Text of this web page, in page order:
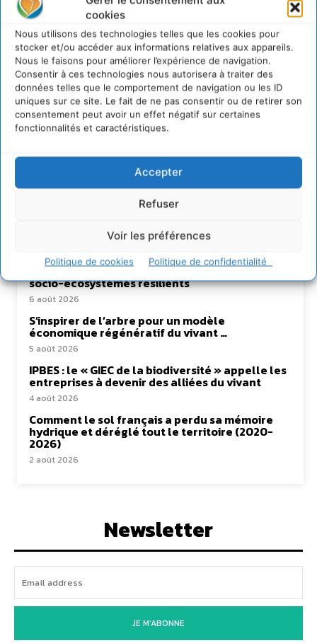
cookies
Nous utilisons des technologies telles que les cookies pour
stocker et/ou accéder aux informations relatives aux appareils.
Nous le faisons pour améliorer l’expérience de navigation.
Consentir à ces technologies nous autorisera à traiter des
données telles que le comportement de navigation ou les ID
uniques sur ce site. Le fait de ne pas consentir ou de retirer son
consentement peut avoir un effet négatif sur certaines
fonctionnalités et caractéristiques.
Accepter
Refuser
Voir les préférences
Politique de cookies Politique de confidentialité
Rédaction Cdurable
https:/cdurable.info
Lire aussi
Soutenir un pastoralisme durable en faveur de
socio-écosystèmes résilients
6 août 2026
S’inspirer de l’arbre pour un modèle
économique régénératif du vivant …
5 août 2026
IPBES : le « GIEC de la biodiversité » appelle les
entreprises à devenir des alliées du vivant
4 août 2026
Comment le sol français a perdu sa mémoire
hydrique et déréglé tout le territoire (2020-
2026)
2 août 2026
Newsletter
JE M'ABONNE